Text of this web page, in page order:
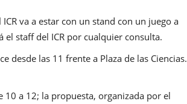
va a estar con un stand con un juego a
staff del ICR por cualquier consulta.
desde las 11 frente a Plaza de las Ciencias.
10 a 12; la propuesta, organizada por el